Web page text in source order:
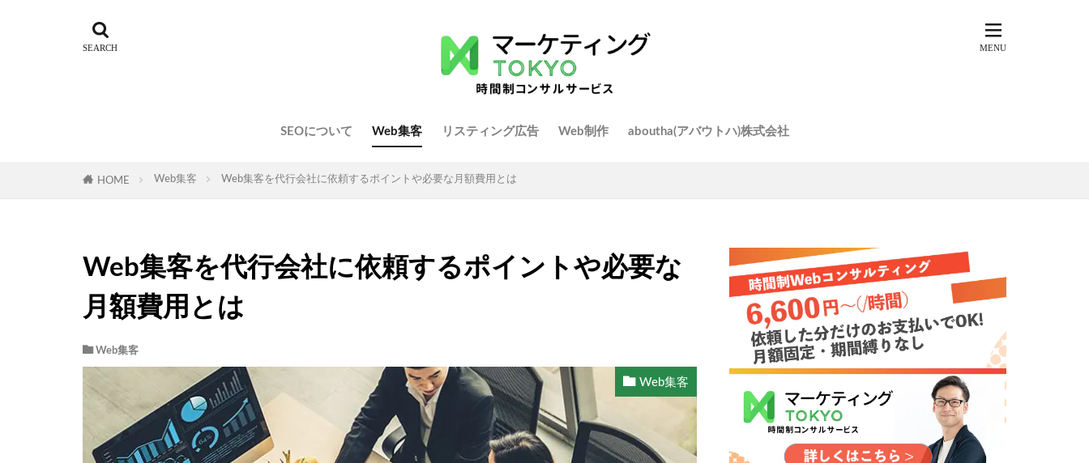
SEOについて Web集客 リスティング広告 Web制作 aboutha(アバウトハ)株式会社
HOME Web集客 Web集客を代行会社に依頼するポイントや必要な月額費用とは
Web集客を代行会社に依頼するポイントや必要な
月額費用とは
Web集客
Web集客